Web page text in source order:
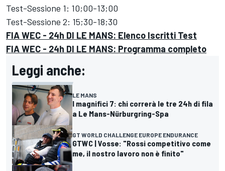
Test-Sessione 1: 10;00-13;00
Test-Sessione 2: 15;30-18;30
FIA WEC - 24h DI LE MANS: Elenco Iscritti Test
FIA WEC - 24h DI LE MANS: Programma completo
Leggi anche:
LE MANS
I magnifici 7: chi correrà le tre 24h di fila
a Le Mans-Nürburgring-Spa
GT WORLD CHALLENGE EUROPE ENDURANCE
GTWC | Vosse: "Rossi competitivo come
me, il nostro lavoro non è finito"